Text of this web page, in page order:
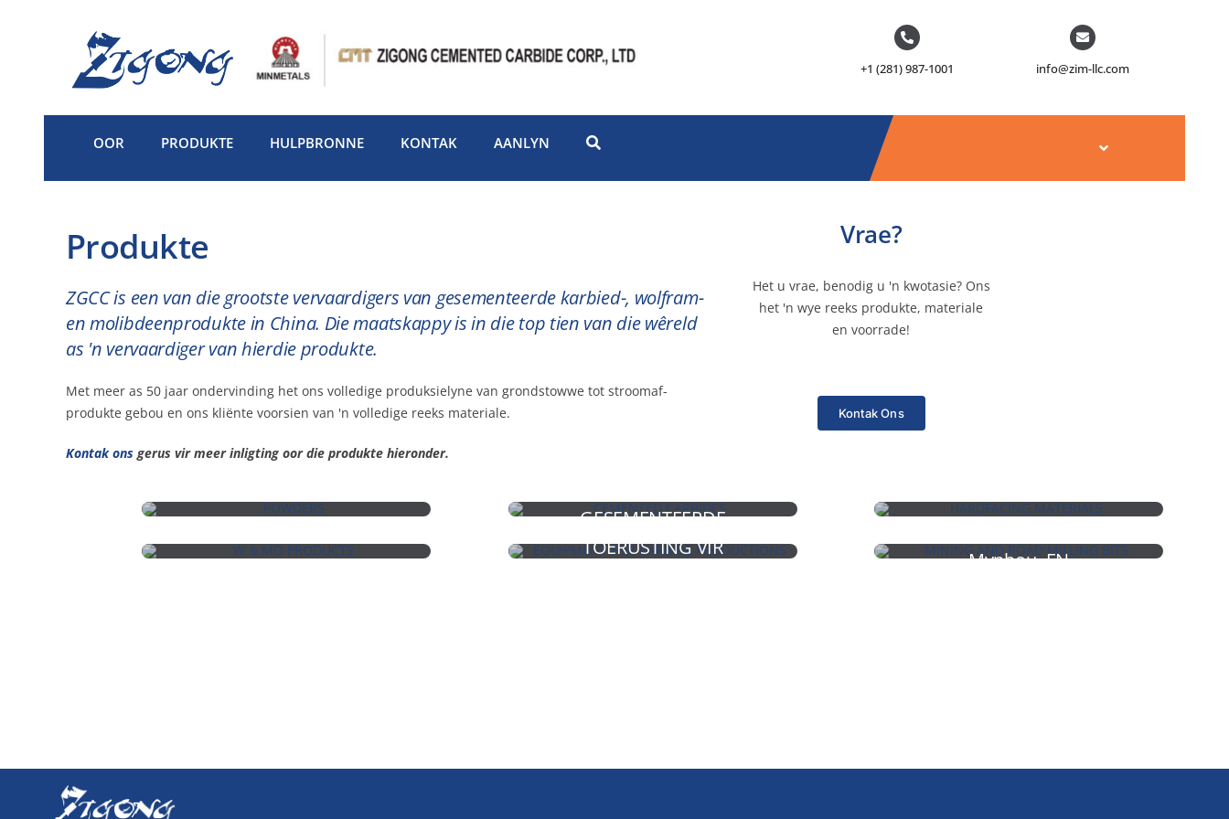
+1 (281) 987-1001 info@zim-llc.com
OOR PRODUKTE HULPBRONNE KONTAK AANLYN
Produkte
ZGCC is een van die grootste vervaardigers van gesementeerde karbied-, wolfram-
en molibdeenprodukte in China. Die maatskappy is in die top tien van die wêreld
as 'n vervaardiger van hierdie produkte.
Met meer as 50 jaar ondervinding het ons volledige produksielyne van grondstowwe tot stroomaf-
produkte gebou en ons kliënte voorsien van 'n volledige reeks materiale.
Kontak onsgerus vir meer inligting oor die produkte hieronder.
Vrae?
Het u vrae, benodig u 'n kwotasie? Ons
het 'n wye reeks produkte, materiale
en voorrade!
Kontak Ons
GESEMENTEERDE
KABIDE
TOERUSTING VIR
Mynbou- EN